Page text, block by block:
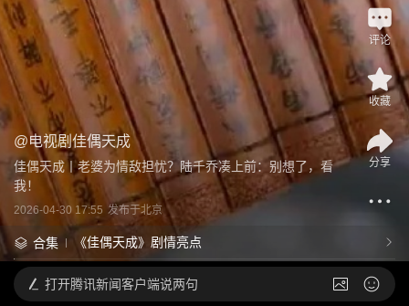
@电视剧佳偶天成
佳偶天成丨老婆为情敌担忧？陆千乔凑上前：别想了，看
我！
2026-04-30 17:55 发布于北京
合集 《佳偶天成》剧情亮点
评论
收藏
分享
打开腾讯新闻客户端说两句